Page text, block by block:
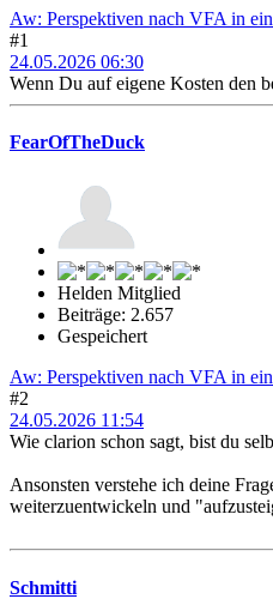
Aw: Perspektiven nach VFA in
#1
24.05.2026 06:30
Wenn Du auf eigene Kosten den
FearOfTheDuck
Helden Mitglied
Beiträge: 2.657
Gespeichert
Aw: Perspektiven nach VFA in
#2
24.05.2026 11:54
Wie clarion schon sagt, bist du
Ansonsten verstehe ich deine
weiterzuentwickeln und
Schmitti